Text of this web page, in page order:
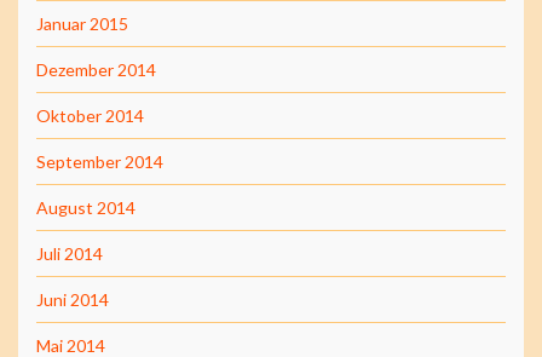
Januar 2015
Dezember 2014
Oktober 2014
September 2014
August 2014
Juli 2014
Juni 2014
Mai 2014